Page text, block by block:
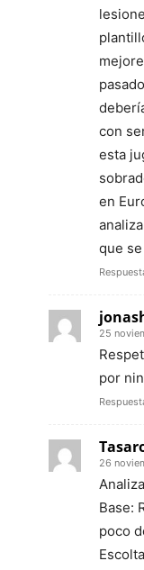
con
esta
en
que
25
por
26
Base:
poco